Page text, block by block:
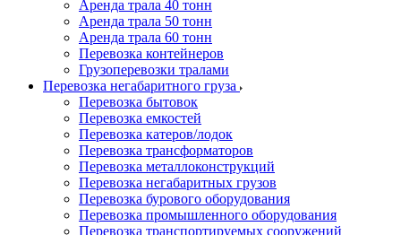
Аренда трала 40 тонн
Аренда трала 50 тонн
Аренда трала 60 тонн
Перевозка контейнеров
Грузоперевозки тралами
Перевозка негабаритного груза
Перевозка бытовок
Перевозка емкостей
Перевозка катеров/лодок
Перевозка трансформаторов
Перевозка металлоконструкций
Перевозка негабаритных грузов
Перевозка бурового оборудования
Перевозка промышленного оборудования
Перевозка транспортируемых сооружений